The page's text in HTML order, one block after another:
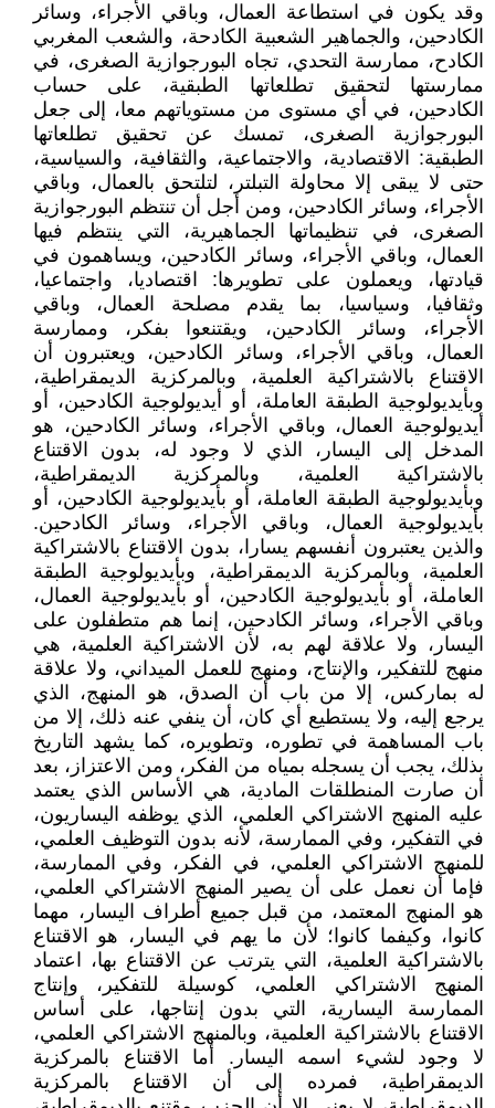
وقد يكون في استطاعة العمال، وباقي الأجراء، وسائر
الكادحين، والجماهير الشعبية الكادحة، والشعب المغربي
الكادح، ممارسة التحدي، تجاه البورجوازية الصغرى، في
ممارستها لتحقيق تطلعاتها الطبقية، على حساب
الكادحين، في أي مستوى من مستوياتهم معا، إلى جعل
البورجوازية الصغرى، تمسك عن تحقيق تطلعاتها
الطبقية: الاقتصادية، والاجتماعية، والثقافية، والسياسية،
حتى لا يبقى إلا محاولة التبلتر، لتلتحق بالعمال، وباقي
الأجراء، وسائر الكادحين، ومن أجل أن تنتظم البورجوازية
الصغرى، في تنظيماتها الجماهيرية، التي ينتظم فيها
العمال، وباقي الأجراء، وسائر الكادحين، ويساهمون في
قيادتها، ويعملون على تطويرها: اقتصاديا، واجتماعيا،
وثقافيا، وسياسيا، بما يقدم مصلحة العمال، وباقي
الأجراء، وسائر الكادحين، ويقتنعوا بفكر، وممارسة
العمال، وباقي الأجراء، وسائر الكادحين، ويعتبرون أن
الاقتناع بالاشتراكية العلمية، وبالمركزية الديمقراطية،
وبأيديولوجية الطبقة العاملة، أو أيديولوجية الكادحين، أو
أيديولوجية العمال، وباقي الأجراء، وسائر الكادحين، هو
المدخل إلى اليسار، الذي لا وجود له، بدون الاقتناع
بالاشتراكية العلمية، وبالمركزية الديمقراطية،
وبأيديولوجية الطبقة العاملة، أو بأيديولوجية الكادحين، أو
بأيديولوجية العمال، وباقي الأجراء، وسائر الكادحين.
والذين يعتبرون أنفسهم يسارا، بدون الاقتناع بالاشتراكية
العلمية، وبالمركزية الديمقراطية، وبأيديولوجية الطبقة
العاملة، أو بأيديولوجية الكادحين، أو بأيديولوجية العمال،
وباقي الأجراء، وسائر الكادحين، إنما هم متطفلون على
اليسار، ولا علاقة لهم به، لأن الاشتراكية العلمية، هي
منهج للتفكير، والإنتاج، ومنهج للعمل الميداني، ولا علاقة
له بماركس، إلا من باب أن الصدق، هو المنهج، الذي
يرجع إليه، ولا يستطيع أي كان، أن ينفي عنه ذلك، إلا من
باب المساهمة في تطوره، وتطويره، كما يشهد التاريخ
بذلك، يجب أن يسجله بمياه من الفكر، ومن الاعتزاز، بعد
أن صارت المنطلقات المادية، هي الأساس الذي يعتمد
عليه المنهج الاشتراكي العلمي، الذي يوظفه اليساريون،
في التفكير، وفي الممارسة، لأنه بدون التوظيف العلمي،
للمنهج الاشتراكي العلمي، في الفكر، وفي الممارسة،
فإما أن نعمل على أن يصير المنهج الاشتراكي العلمي،
هو المنهج المعتمد، من قبل جميع أطراف اليسار، مهما
كانوا، وكيفما كانوا؛ لأن ما يهم في اليسار، هو الاقتناع
بالاشتراكية العلمية، التي يترتب عن الاقتناع بها، اعتماد
المنهج الاشتراكي العلمي، كوسيلة للتفكير، وإنتاج
الممارسة اليسارية، التي بدون إنتاجها، على أساس
الاقتناع بالاشتراكية العلمية، وبالمنهج الاشتراكي العلمي،
لا وجود لشيء اسمه اليسار. أما الاقتناع بالمركزية
الديمقراطية، فمرده إلى أن الاقتناع بالمركزية